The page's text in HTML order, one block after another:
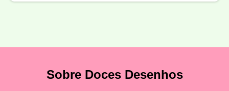
Sobre Doces Desenhos